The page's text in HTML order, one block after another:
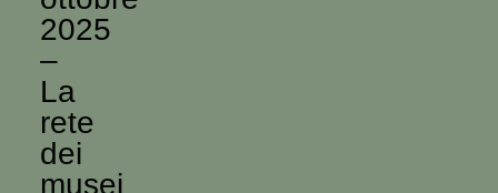
2025
–
La
rete
dei
musei